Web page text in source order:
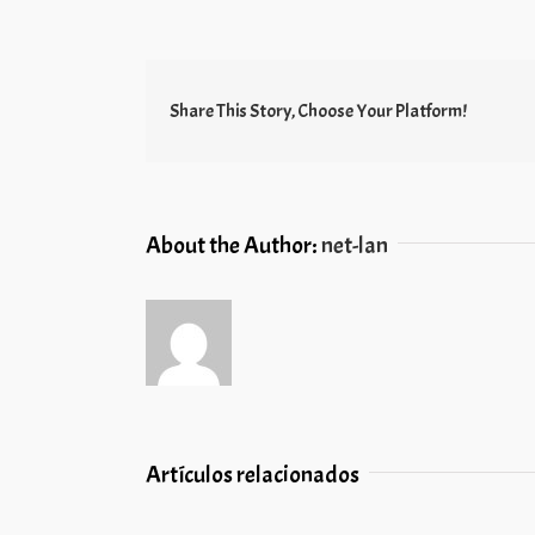
Share This Story, Choose Your Platform!
About the Author:net-lan
Artículos relacionados